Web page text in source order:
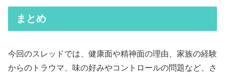
まとめ
今回のスレッドでは、健康面や精神面の理由、家族の経験
からのトラウマ、味の好みやコントロールの問題など、さ